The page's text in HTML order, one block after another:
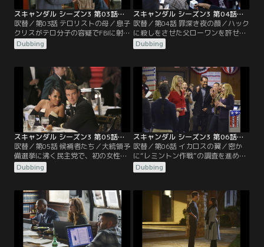
スキャンダル シーズン3 第03話／吹替
吹替／第03話 テロリストの母／息子
クリスがテロ分子の容疑でFBIに射殺
されたというメアリー・ネスビット
が、依頼人としてオリヴィアを訪ね
ていったことに危険を察知したオリ
ヴィアは彼女の後を追い、急いで国
会議事堂へと向かうが、既にメアリ
ーは体に爆弾を巻きつけ議員の部屋
に立て籠っていた。息子の無実
を…。
Dubbing
スキャンダル シーズン3 第04話／吹替
吹替／第04話 罪深き夜の顔／ハック
に殺しをさせた父ローワンを許せな
いオリヴィアは、父や“B613”に関す
ることから離れると決め、ジェイク
る日、オリヴィアのもとへやって来
た新たな依頼人は、殺人容疑で逮捕
された上院議員リチャード・マイヤ
ーズ。自慢の下半身を自撮りしては
多数の女性にメールしていた彼
Dubbing
スキャンダル シーズン3 第05話／吹替
吹替／第05話 候補者たち／大統領予
備選挙に沸く民主党で、初の女性大
統領との呼び声も高い下院議員ジョ
ゼフィーン・マーカスの選挙参謀を
場で彼女は議員から選挙参謀の仕事
ではなく“問題の修復”を頼まれる。
それは15歳で出産した過去を世間に
知られる前に、封印して欲しいとい
うものだった。その事実を知る者
は…。
Dubbing
スキャンダル シーズン3 第06話／吹替
吹替／第06話 イカロスの翼／密か
に“レミントン作戦”の調査を進めて
いたジェイクとハックは、撃墜され
た旅客機の乗客名簿からオリヴィア
う。さらに、旅客機撃墜には大統領
グラントが関与しており、その事実
を隠すために彼の軍歴が詐称された
事実も突き止めた2人は、オリヴィ
アにすべてを報告。彼女は…。
Dubbing